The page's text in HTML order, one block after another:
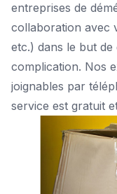
entreprises de
collaboration avec
etc.) dans le but
complication. Nos
joignables par
service est gratuit